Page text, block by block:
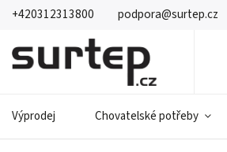
+420312313800 podpora@surtep.cz
Výprodej Chovatelské potřeby